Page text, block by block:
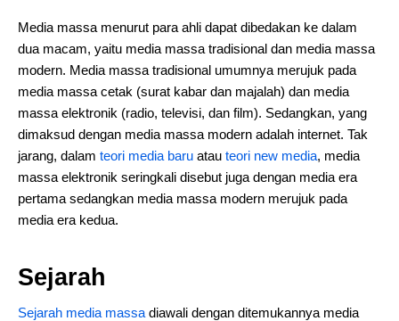
Media massa menurut para ahli dapat dibedakan ke dalam
dua macam, yaitu media massa tradisional dan media massa
modern. Media massa tradisional umumnya merujuk pada
media massa cetak (surat kabar dan majalah) dan media
massa elektronik (radio, televisi, dan film). Sedangkan, yang
dimaksud dengan media massa modern adalah internet. Tak
jarang, dalam teori media baru atau teori new media, media
massa elektronik seringkali disebut juga dengan media era
pertama sedangkan media massa modern merujuk pada
media era kedua.
Sejarah
Sejarah media massa diawali dengan ditemukannya media